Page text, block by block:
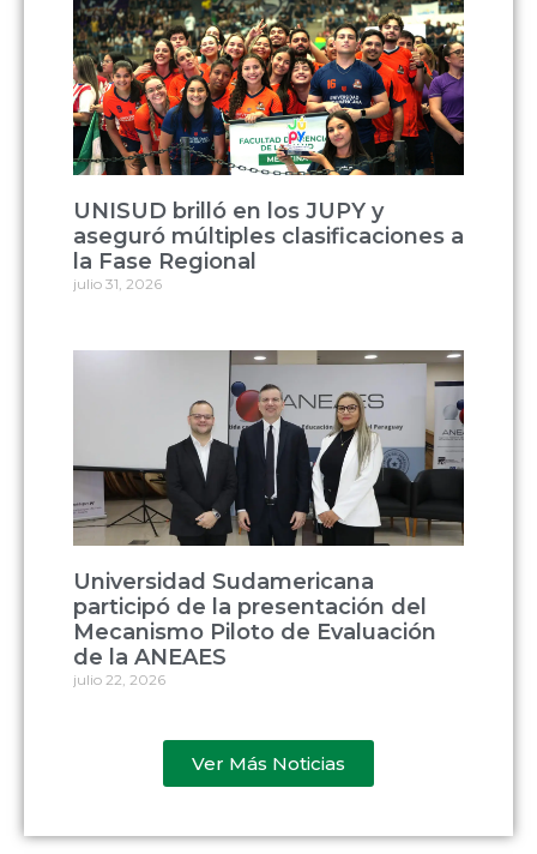
UNISUD brilló en los JUPY y
aseguró múltiples clasificaciones a
la Fase Regional
julio 31, 2026
Universidad Sudamericana
participó de la presentación del
Mecanismo Piloto de Evaluación
de la ANEAES
julio 22, 2026
Ver Más Noticias